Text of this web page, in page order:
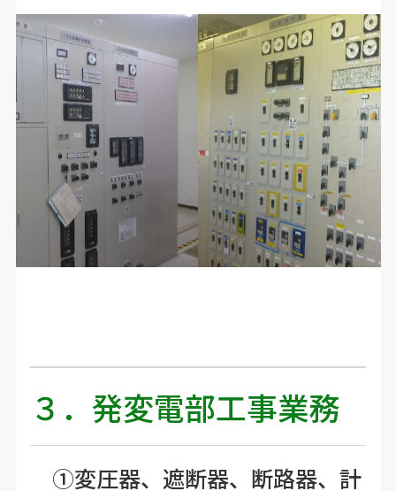
３．発変電部工事業務
①変圧器、遮断器、断路器、計